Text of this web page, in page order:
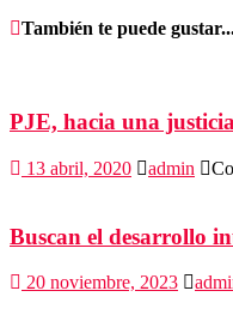
También te puede
PJE, hacia una
13 abril, 2020 admin
Buscan el desarrollo
20 noviembre, 2023